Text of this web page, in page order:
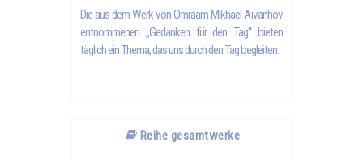
Die aus dem Werk von Omraam Mikhaël Aïvanhov
entnommenen „Gedanken für den Tag“ bieten
täglich ein Thema, das uns durch den Tag begleiten.
Reihe gesamtwerke